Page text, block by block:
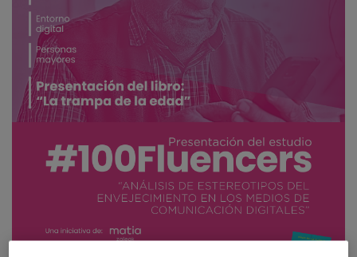
Consultoría
Formación
Eventos